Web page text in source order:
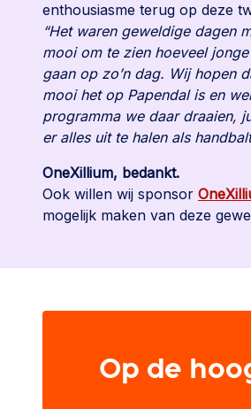
enthousiasme terug op deze
“Het waren geweldige dagen
mooi om te zien hoeveel
gaan op zo’n dag. Wij hopen
mooi het op Papendal is en
programma we daar draaien,
er alles uit te halen als
OneXillium, bedankt.
Ook willen wij sponsor
mogelijk maken van deze
Op de